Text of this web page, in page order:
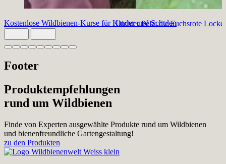
Kostenlose Wildbienen-Kurse für Kinder und Schulen
Dichter Pelz: die Fuchsrote
Slide 1 von 9 aktiv
Footer
Produktempfehlungen
rund um Wildbienen
Finde von Experten ausgewählte Produkte rund um Wildbienen
und bienenfreundliche Gartengestaltung!
zu den Produkten